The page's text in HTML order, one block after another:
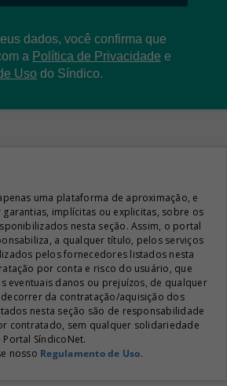
dados, você confirma que
a Política de Privacidade e
Uso do Síndico.
uma plataforma de aproximação, e
implícitas ou explicitas, sobre os
nesta seção. Assim, o portal
a qualquer título, pelos serviços
pelos fornecedores listados nesta
por conta e risco do usuário, que
eventuais danos ou prejuízos, de qualquer
da contratação/aquisição dos
nesta seção são de responsabilidade
contratado, sem qualquer solidariedade
SíndicoNet.
nosso Regulamento de Uso.